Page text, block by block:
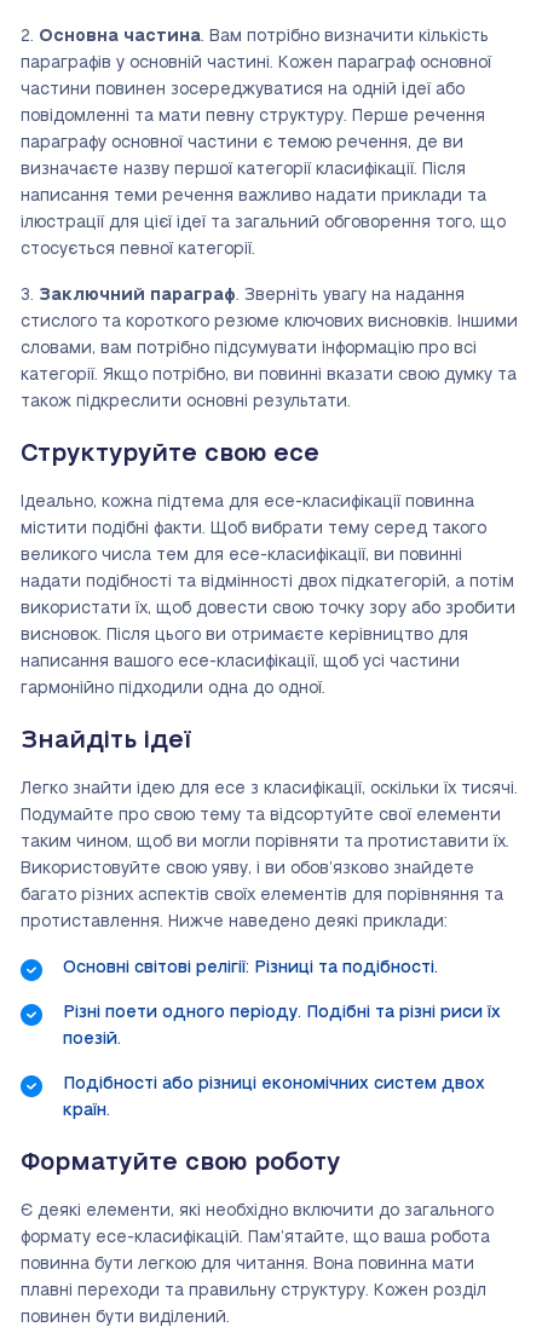
2. Основна частина. Вам потрібно визначити кількість
параграфів у основній частині. Кожен параграф основної
частини повинен зосереджуватися на одній ідеї або
повідомленні та мати певну структуру. Перше речення
параграфу основної частини є темою речення, де ви
визначаєте назву першої категорії класифікації. Після
написання теми речення важливо надати приклади та
ілюстрації для цієї ідеї та загальний обговорення того, що
стосується певної категорії.
3. Заключний параграф. Зверніть увагу на надання
стислого та короткого резюме ключових висновків. Іншими
словами, вам потрібно підсумувати інформацію про всі
категорії. Якщо потрібно, ви повинні вказати свою думку та
також підкреслити основні результати.
Структуруйте свою есе
Ідеально, кожна підтема для есе-класифікації повинна
містити подібні факти. Щоб вибрати тему серед такого
великого числа тем для есе-класифікації, ви повинні
надати подібності та відмінності двох підкатегорій, а потім
використати їх, щоб довести свою точку зору або зробити
висновок. Після цього ви отримаєте керівництво для
написання вашого есе-класифікації, щоб усі частини
гармонійно підходили одна до одної.
Знайдіть ідеї
Легко знайти ідею для есе з класифікації, оскільки їх тисячі.
Подумайте про свою тему та відсортуйте свої елементи
таким чином, щоб ви могли порівняти та протиставити їх.
Використовуйте свою уяву, і ви обов’язково знайдете
багато різних аспектів своїх елементів для порівняння та
протиставлення. Нижче наведено деякі приклади:
Основні світові релігії: Різниці та подібності.
Різні поети одного періоду. Подібні та різні риси їх
поезій.
Подібності або різниці економічних систем двох
країн.
Форматуйте свою роботу
Є деякі елементи, які необхідно включити до загального
формату есе-класифікацій. Пам’ятайте, що ваша робота
повинна бути легкою для читання. Вона повинна мати
плавні переходи та правильну структуру. Кожен розділ
повинен бути виділений.